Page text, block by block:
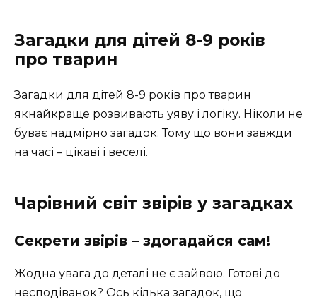
Загадки для дітей 8-9 років
про тварин
Загадки для дітей 8-9 років про тварин
якнайкраще розвивають уяву і логіку. Ніколи не
буває надмірно загадок. Тому що вони завжди
на часі – цікаві і веселі.
Чарівний світ звірів у загадках
Секрети звірів – здогадайся сам!
Жодна увага до деталі не є зайвою. Готові до
несподіванок? Ось кілька загадок, що